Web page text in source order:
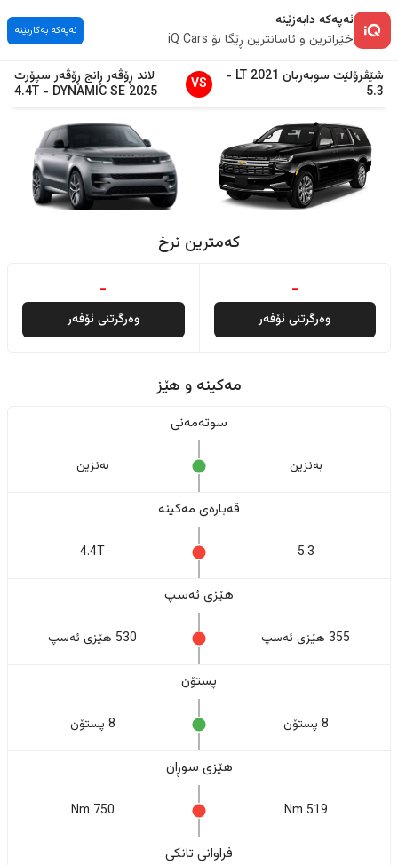
ئەپەکە دابەزێنە
خێراترین و ئاسانترین ڕێگا بۆ iQ Cars
ئەپەکە بەکاربێنە
شێڤرۆلێت سوبەربان 2021
LT
-
5.3
VS لاند ڕۆڤەر ڕانج ڕۆڤەر سپۆرت
2025
DYNAMIC SE
-
4.4T
کەمترین نرخ
-
وەرگرتنی ئۆفەر
-
وەرگرتنی ئۆفەر
مەکینە و هێز
سوتەمەنی
بەنزین بەنزین
قەبارەی مەکینە
5.3
4.4T
هێزی ئەسپ
355 هێزی ئەسپ 530 هێزی ئەسپ
پستۆن
8 پستۆن 8 پستۆن
هێزی سوڕان
519 Nm
750 Nm
فراوانی تانکی